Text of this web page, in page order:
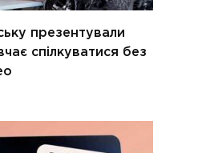
презентували
спілкуватися без